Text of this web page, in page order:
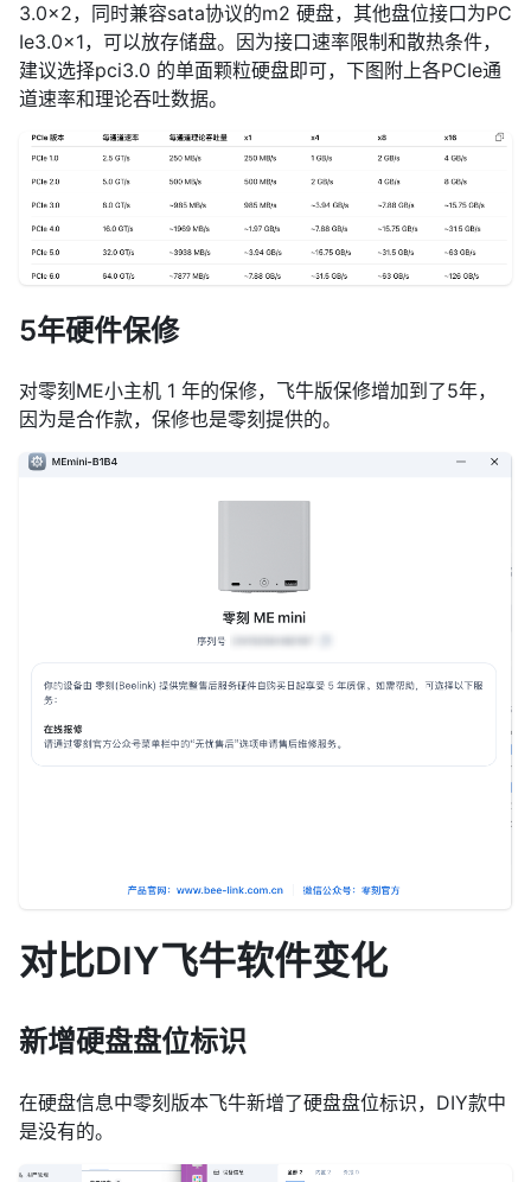
3.0x2，同时兼容sata协议的m2 硬盘，其他盘位接口为PC
Ie3.0x1，可以放存储盘。因为接口速率限制和散热条件，
建议选择pci3.0 的单面颗粒硬盘即可，下图附上各PCIe通
道速率和理论吞吐数据。
5年硬件保修
对零刻ME小主机 1 年的保修，飞牛版保修增加到了5年，
因为是合作款，保修也是零刻提供的。
对比DIY飞牛软件变化
新增硬盘盘位标识
在硬盘信息中零刻版本飞牛新增了硬盘盘位标识，DIY款中
是没有的。